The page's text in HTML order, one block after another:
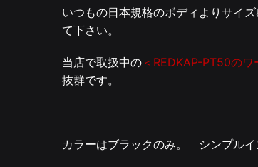
いつもの日本規格のボディよりサイ
て下さい。
当店で取扱中の ＜REDKAP-PT50のワ
抜群です。
カラーはブラックのみ。 シンプルイ